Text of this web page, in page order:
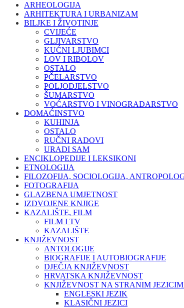
ARHEOLOGIJA
ARHITEKTURA I URBANIZAM
BILJKE I ŽIVOTINJE
CVIJEĆE
GLJIVARSTVO
KUĆNI LJUBIMCI
LOV I RIBOLOV
OSTALO
PČELARSTVO
POLJODJELSTVO
ŠUMARSTVO
VOĆARSTVO I VINOGRADARSTVO
DOMAĆINSTVO
KUHINJA
OSTALO
RUČNI RADOVI
URADI SAM
ENCIKLOPEDIJE I LEKSIKONI
ETNOLOGIJA
FILOZOFIJA, SOCIOLOGIJA,
FOTOGRAFIJA
GLAZBENA UMJETNOST
IZDVOJENE KNJIGE
KAZALIŠTE, FILM
FILM I TV
KAZALIŠTE
KNJIŽEVNOST
ANTOLOGIJE
BIOGRAFIJE I AUTOBIOGRAFIJE
DJEČJA KNJIŽEVNOST
HRVATSKA KNJIŽEVNOST
KNJIŽEVNOST NA STRANIM
ENGLESKI JEZIK
KLASIČNI JEZICI